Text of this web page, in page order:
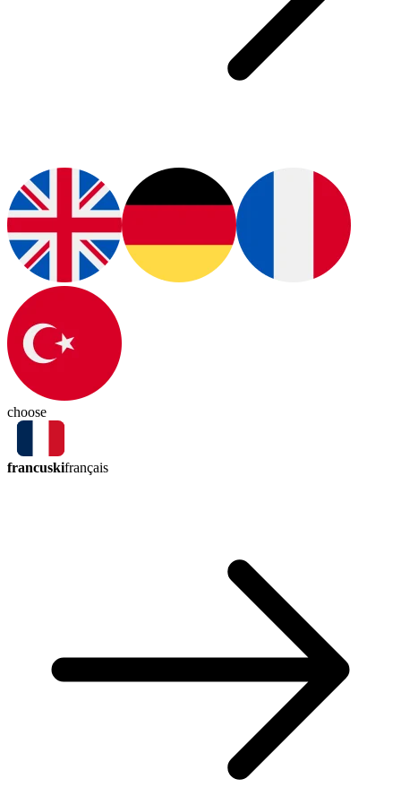
choose
francuskifrançais